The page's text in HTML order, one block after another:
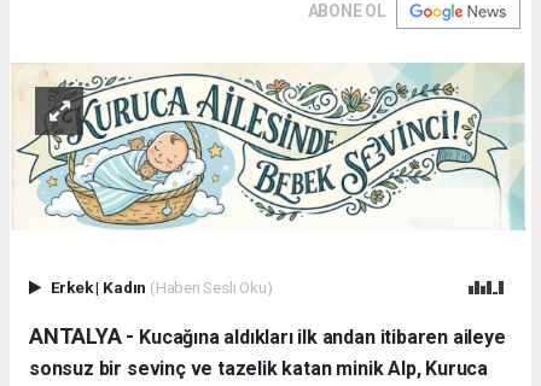
ABONE OL
Erkek| Kadın (Haberi Sesli Oku)
ANTALYA - ​ Kucağına aldıkları ilk andan itibaren aileye
sonsuz bir sevinç ve tazelik katan minik Alp, Kuruca